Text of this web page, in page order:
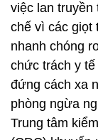
việc lan truyền
chế vì các giọt
nhanh chóng
chức trách y
đứng cách xa
phòng ngừa
Trung tâm